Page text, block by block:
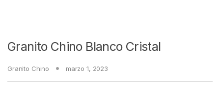
Granito Chino Blanco Cristal
Granito Chino marzo 1, 2023